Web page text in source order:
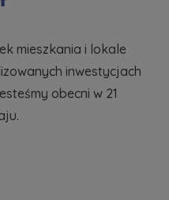
mieszkania i lokale
inwestycjach
obecni w 21